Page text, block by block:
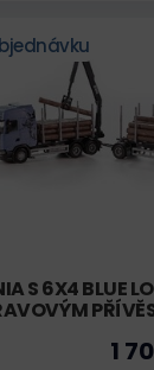
S 6X4 BLUE
1